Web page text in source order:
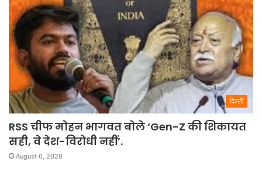
दिल्ली
RSS चीफ मोहन भागवत बोले ‘Gen-Z की शिकायत
सही, वे देश-विरोधी नहीं’.
August 6, 2026